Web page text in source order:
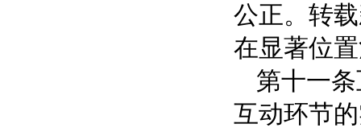
公正。转
在显著位
第十一
互动环节